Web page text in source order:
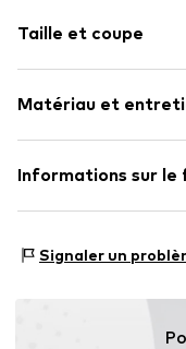
Sans armatures
Bonnets amovibles
Numéro d'article.
Taille et coupe
Grille de tailles
Matériau et
Matériau supérieur :
Informations sur
22179 Hamburg
Signaler un